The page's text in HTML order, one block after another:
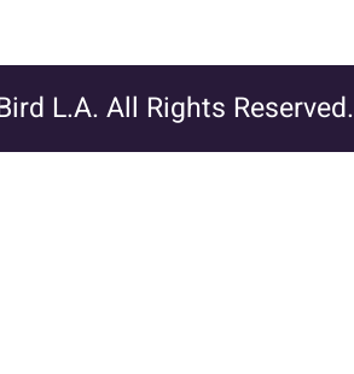
L.A. All Rights Reserved.